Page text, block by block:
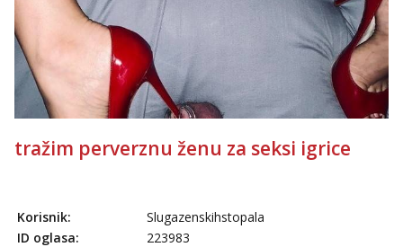
tel:0,93€ - mob:1,12€ min
Anđela
Čekam tvoj poziv!
Tel:064/677-677
- Kod: #142
tel:0,93€ - mob:1,12€ min
tražim perverznu ženu za seksi igrice
Korisnik:
Slugazenskihstopala
ID oglasa:
223983